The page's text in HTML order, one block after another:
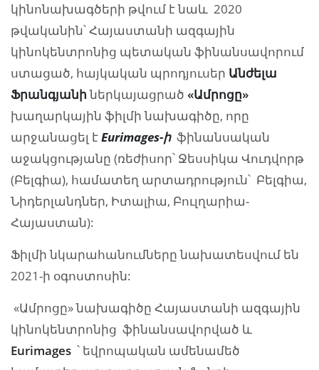
կինոնախագծերի թվում է նաև 2020
թվականին՝ Հայաստանի ազգային
կինոկենտրոնից պետական ֆինանսավորում
ստացած, հայկական պրոդյուսեր Անժելա
Ֆրանգյանիներկայացրած «Ամրոցը»
խաղարկային ֆիլմի նախագիծը, որը
արջանացել էEurimages-իֆինանսական
աջակցությանը (ռեժիսոր՝ Ջեսսիկա Վուդվորթ
(Բելգիա), համատեղ արտադրություն՝ Բելգիա,
Նիդերլանդներ, Իտալիա, Բուլղարիա-
Հայաստան):
Ֆիլմի նկարահանումները նախատեսվում են
2021-ի օգոստոսին:
«Ամրոցը» նախագիծը Հայաստանի ազգային
կինոկենտրոնից ֆինանսավորված և
Eurimages ՝ եվրոպական ամենամեծ